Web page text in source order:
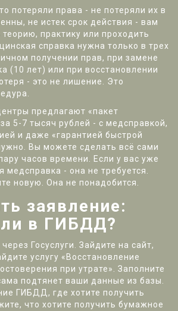
потеряли права - не потеряли их в
не истек срок действия - вам
практику или проходить
справка нужна только в трех
получении прав, при замене
(10 лет) или при восстановлении
- это не лишение. Это
предлагают «пакет
5-7 тысяч рублей - с медсправкой,
и даже «гарантией быстрой
Вы можете сделать всё сами
часов времени. Если у вас уже
медсправка - она не требуется.
новую. Она не понадобится.
заявление:
в ГИБДД?
Госуслуги. Зайдите на сайт,
услугу «Восстановление
при утрате». Заполните
подтянет ваши данные из базы.
ГИБДД, где хотите получить
что хотите получить бумажное